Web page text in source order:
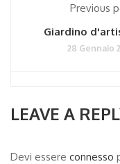
Previous
Giardino
28 Gennaio
LEAVE A
Devi essere connesso